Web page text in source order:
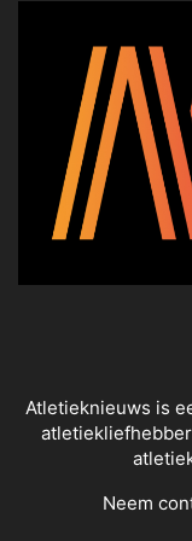
Atletieknieuws is
Neem